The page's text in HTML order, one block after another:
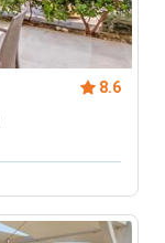
8.6